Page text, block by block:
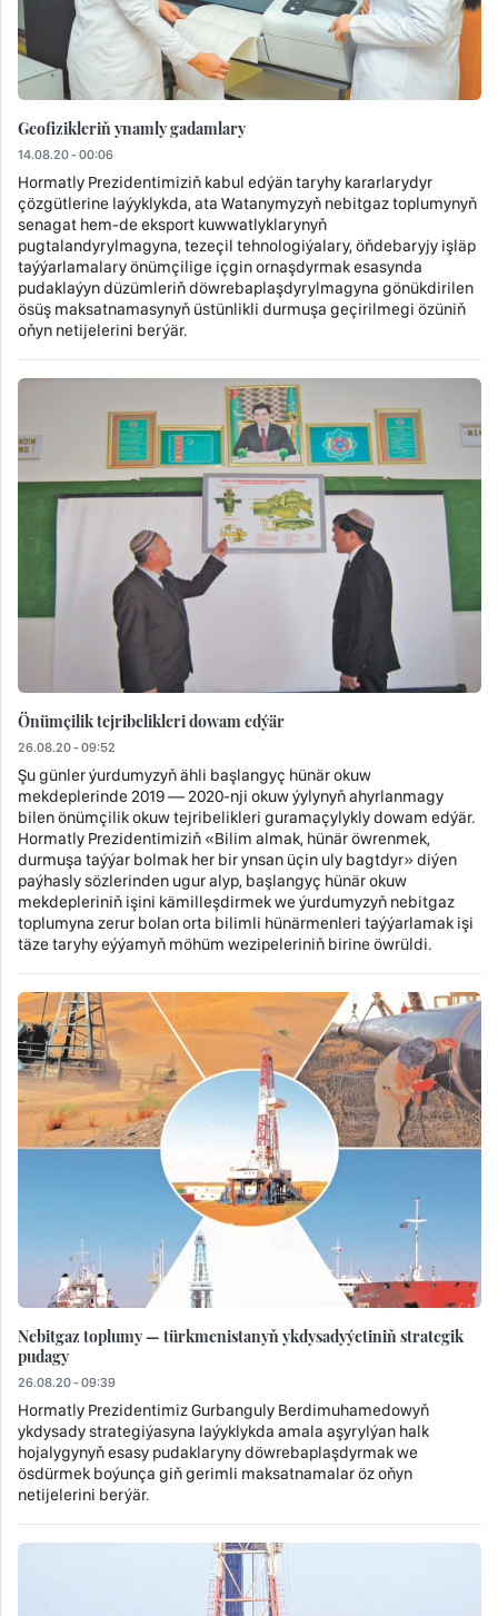
Geofizikleriň ynamly gadamlary
14.08.20 - 00:06
Hormatly Prezidentimiziň kabul edýän taryhy kararlarydyr
çözgütlerine laýyklykda, ata Watanymyzyň nebitgaz toplumynyň
senagat hem-de eksport kuwwatlyklarynyň
pugtalandyrylmagyna, tezeçil tehnologiýalary, öňdebaryjy işläp
taýýarlamalary önümçilige içgin ornaşdyrmak esasynda
pudaklaýyn düzümleriň döwrebaplaşdyrylmagyna gönükdirilen
ösüş maksatnamasynyň üstünlikli durmuşa geçirilmegi özüniň
oňyn netijelerini berýär.
Önümçilik tejribelikleri dowam edýär
26.08.20 - 09:52
Şu günler ýurdumyzyň ähli başlangyç hünär okuw
mekdeplerinde 2019 — 2020-nji okuw ýylynyň ahyrlanmagy
bilen önümçilik okuw tejribelikleri guramaçylykly dowam edýär.
Hormatly Prezidentimiziň «Bilim almak, hünär öwrenmek,
durmuşa taýýar bolmak her bir ynsan üçin uly bagtdyr» diýen
paýhasly sözlerinden ugur alyp, başlangyç hünär okuw
mekdepleriniň işini kämilleşdirmek we ýurdumyzyň nebitgaz
toplumyna zerur bolan orta bilimli hünärmenleri taýýarlamak işi
täze taryhy eýýamyň möhüm wezipeleriniň birine öwrüldi.
Nebitgaz toplumy — türkmenistanyň ykdysadyýetiniň strategik
pudagy
26.08.20 - 09:39
Hormatly Prezidentimiz Gurbanguly Berdimuhamedowyň
ykdysady strategiýasyna laýyklykda amala aşyrylýan halk
hojalygynyň esasy pudaklaryny döwrebaplaşdyrmak we
ösdürmek boýunça giň gerimli maksatnamalar öz oňyn
netijelerini berýär.